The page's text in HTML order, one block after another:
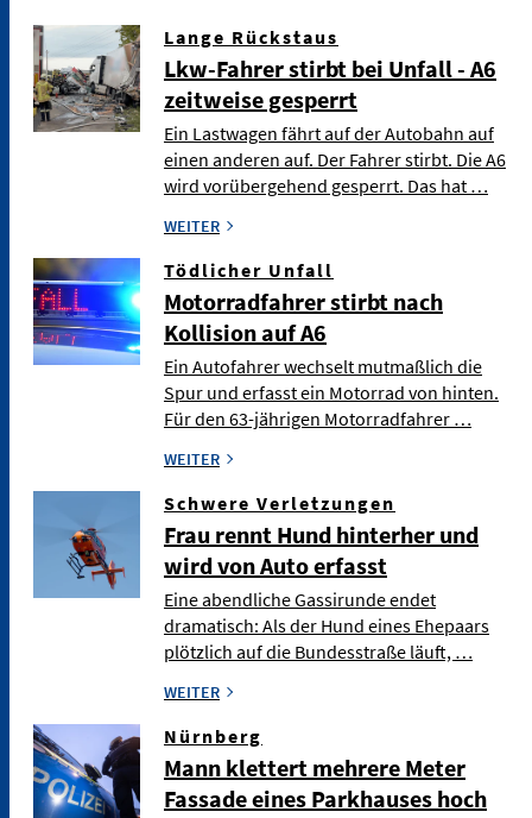
Lange Rückstaus
Lkw-Fahrer stirbt bei Unfall - A6
zeitweise gesperrt
Ein Lastwagen fährt auf der Autobahn auf
einen anderen auf. Der Fahrer stirbt. Die A6
wird vorübergehend gesperrt. Das hat …
WEITER
Tödlicher Unfall
Motorradfahrer stirbt nach
Kollision auf A6
Ein Autofahrer wechselt mutmaßlich die
Spur und erfasst ein Motorrad von hinten.
Für den 63-jährigen Motorradfahrer …
WEITER
Schwere Verletzungen
Frau rennt Hund hinterher und
wird von Auto erfasst
Eine abendliche Gassirunde endet
dramatisch: Als der Hund eines Ehepaars
plötzlich auf die Bundesstraße läuft, …
WEITER
Nürnberg
Mann klettert mehrere Meter
Fassade eines Parkhauses hoch